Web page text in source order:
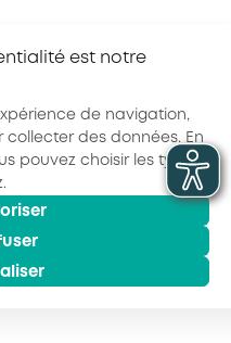
et scieries
générales
est notre
de navigation,
collecter des données. En
pouvez choisir les types